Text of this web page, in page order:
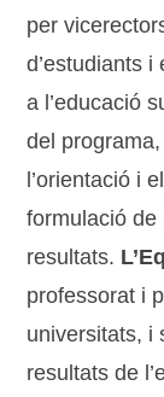
per
d’estudiants i
a l’educació
del
l’orientació i
formulació de
resultats.
professorat i
universitats, i
resultats de